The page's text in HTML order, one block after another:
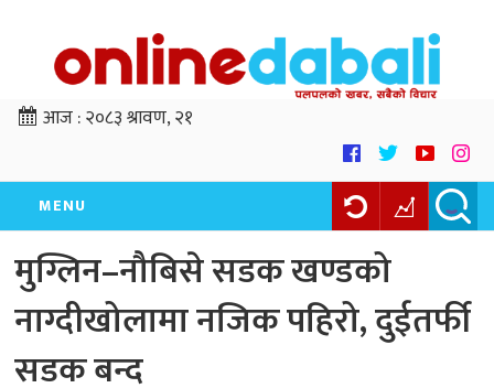
आज :२०८३ श्रावण, २१
MENU
मुग्लिन–नौबिसे सडक खण्डको
नाग्दीखोलामा नजिक पहिरो, दुईतर्फी
सडक बन्द